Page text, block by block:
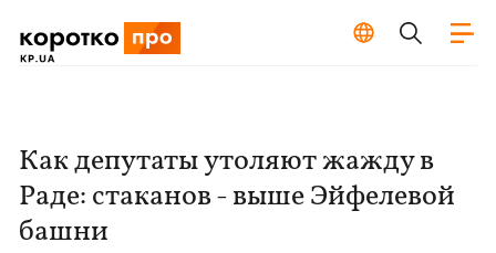
Как депутаты утоляют жажду в
Раде: стаканов - выше Эйфелевой
башни